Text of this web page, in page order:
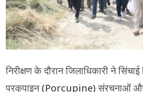
निरीक्षण के दौरान जिलाधिकारी ने सिंचाई
परकुपाइन (Porcupine) संरचनाओं और